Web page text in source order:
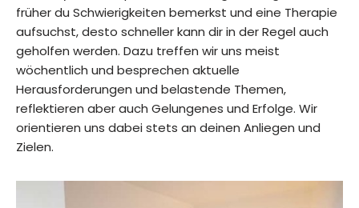
früher du Schwierigkeiten bemerkst und eine Therapie
aufsuchst, desto schneller kann dir in der Regel auch
geholfen werden. Dazu treffen wir uns meist
wöchentlich und besprechen aktuelle
Herausforderungen und belastende Themen,
reflektieren aber auch Gelungenes und Erfolge. Wir
orientieren uns dabei stets an deinen Anliegen und
Zielen.